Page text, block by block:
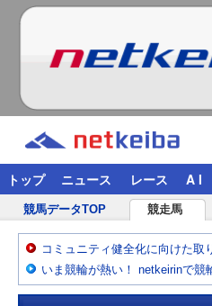
トップ ニュース レース A I
競馬データTOP 競走馬
コミュニティ健全化に向けた取
いま競輪が熱い！ netkeirinで競